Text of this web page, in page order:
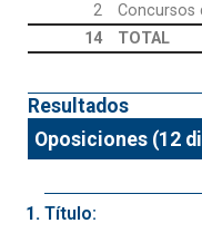
2
Concursos
14
TOTAL
Resultados
Oposiciones (12
Título: